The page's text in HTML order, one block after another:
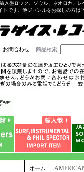
入盤ロック、ソウル、ネオロカ、レ
トです。他ジャンルをお探しの方は
お問合わせ 商品検索:
ホーム